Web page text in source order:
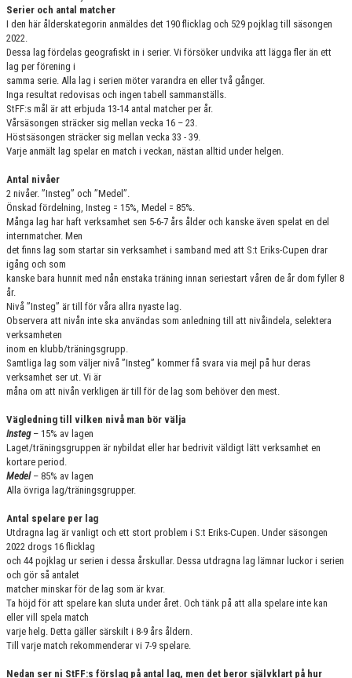
Serier och antal matcher
I den här ålderskategorin anmäldes det 190 flicklag och 529 pojklag till säsongen
2022.
Dessa lag fördelas geografiskt in i serier. Vi försöker undvika att lägga fler än ett
lag per förening i
samma serie. Alla lag i serien möter varandra en eller två gånger.
Inga resultat redovisas och ingen tabell sammanställs.
StFF:s mål är att erbjuda 13-14 antal matcher per år.
Vårsäsongen sträcker sig mellan vecka 16 – 23.
Höstsäsongen sträcker sig mellan vecka 33 - 39.
Varje anmält lag spelar en match i veckan, nästan alltid under helgen.
Antal nivåer
2 nivåer. ”Insteg” och ”Medel”.
Önskad fördelning, Insteg = 15%, Medel = 85%.
Många lag har haft verksamhet sen 5-6-7 års ålder och kanske även spelat en del
internmatcher. Men
det finns lag som startar sin verksamhet i samband med att S:t Eriks-Cupen drar
igång och som
kanske bara hunnit med nån enstaka träning innan seriestart våren de år dom fyller 8
år.
Nivå ”Insteg” är till för våra allra nyaste lag.
Observera att nivån inte ska användas som anledning till att nivåindela, selektera
verksamheten
inom en klubb/träningsgrupp.
Samtliga lag som väljer nivå ”Insteg” kommer få svara via mejl på hur deras
verksamhet ser ut. Vi är
måna om att nivån verkligen är till för de lag som behöver den mest.
Vägledning till vilken nivå man bör välja
Insteg– 15% av lagen
Laget/träningsgruppen är nybildat eller har bedrivit väldigt lätt verksamhet en
kortare period.
Medel– 85% av lagen
Alla övriga lag/träningsgrupper.
Antal spelare per lag
Utdragna lag är vanligt och ett stort problem i S:t Eriks-Cupen. Under säsongen
2022 drogs 16 flicklag
och 44 pojklag ur serien i dessa årskullar. Dessa utdragna lag lämnar luckor i serien
och gör så antalet
matcher minskar för de lag som är kvar.
Ta höjd för att spelare kan sluta under året. Och tänk på att alla spelare inte kan
eller vill spela match
varje helg. Detta gäller särskilt i 8-9 års åldern.
Till varje match rekommenderar vi 7-9 spelare.
Nedan ser ni StFF:s förslag på antal lag, men det beror självklart på hur